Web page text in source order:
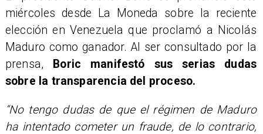
miércoles desde La Moneda sobre la reciente
elección en Venezuela que proclamó a Nicolás
Maduro como ganador. Al ser consultado por la
prensa,
Boric manifestó sus serias dudas
sobre la transparencia del proceso.
“No tengo dudas de que el régimen de Maduro
ha intentado cometer un fraude, de lo contrario,